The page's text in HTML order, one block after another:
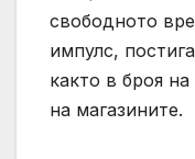
свободното
импулс,
както в броя
на магазините.